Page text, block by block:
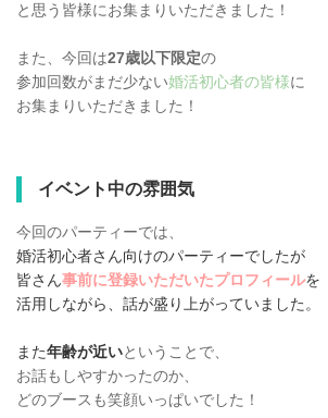
と思う皆様にお集まりいただきました！
また、今回は27歳以下限定の
参加回数がまだ少ない婚活初心者の皆様に
お集まりいただきました！
イベント中の雰囲気
今回のパーティーでは、
婚活初心者さん向けのパーティーでしたが
皆さん事前に登録いただいたプロフィールを
活用しながら、話が盛り上がっていました。
また年齢が近いということで、
お話もしやすかったのか、
どのブースも笑顔いっぱいでした！